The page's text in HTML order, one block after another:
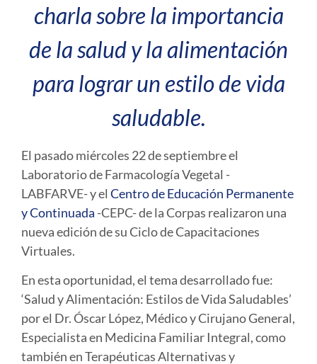
charla sobre la importancia
de la salud y la alimentación
para lograr un estilo de vida
saludable.
El pasado miércoles 22 de septiembre el
Laboratorio de Farmacología Vegetal -
LABFARVE- y el Centro de Educación Permanente
y Continuada -CEPC- de la Corpas realizaron una
nueva edición de su Ciclo de Capacitaciones
Virtuales.
En esta oportunidad, el tema desarrollado fue:
‘Salud y Alimentación: Estilos de Vida Saludables’
por el Dr. Óscar López, Médico y Cirujano General,
Especialista en Medicina Familiar Integral, como
también en Terapéuticas Alternativas y